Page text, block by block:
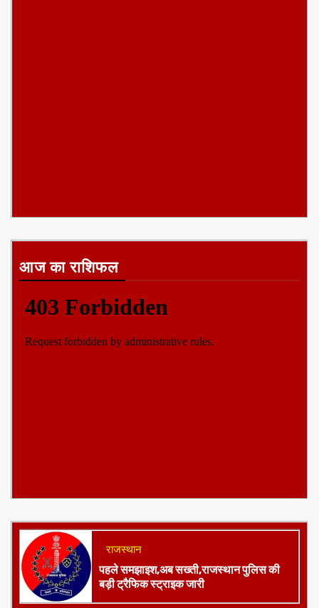
आज का राशिफल
राजस्थान
पहले समझाइश,अब सख्ती,राजस्थान पुलिस की
बड़ी ट्रैफिक स्ट्राइक जारी